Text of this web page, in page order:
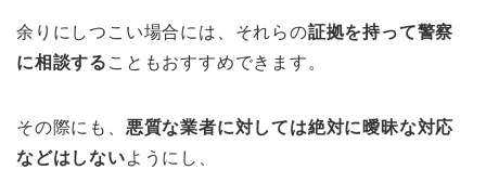
余りにしつこい場合には、それらの証拠を持って警察
に相談する こともおすすめできます。
その際にも、 悪質な業者に対しては絶対に曖昧な対応
などはしないようにし、